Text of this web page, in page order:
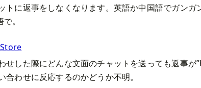
トに返事をしなくなります。英語か中国語でガンガ
。
せした際にどんな文面のチャットを送っても返事が
合わせに反応するのかどうか不明。